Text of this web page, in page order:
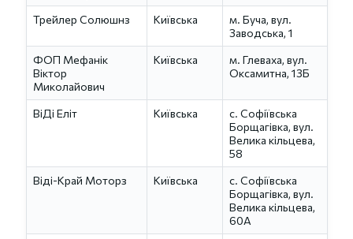
Трейлер Солюшнз
Київська
м. Буча, вул.
Заводська, 1
ФОП Мефанік
Віктор
Миколайович
Київська
м. Глеваха, вул.
Оксамитна, 13Б
ВіДі Еліт Київська
с. Софіївська
Борщагівка, вул.
Велика кільцева,
58
Віді-Край Моторз
Київська
с. Софіївська
Борщагівка, вул.
Велика кільцева,
60А